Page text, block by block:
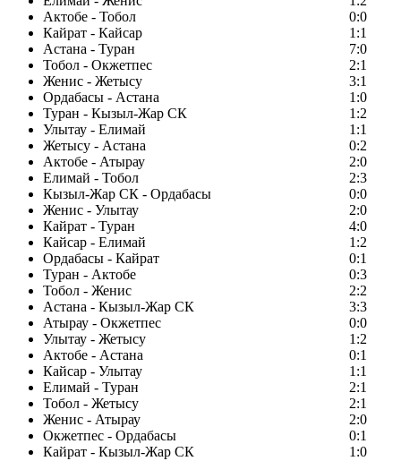
Актобе - Тобол
0:0
Кайрат - Кайсар
1:1
Астана - Туран
7:0
Тобол - Окжетпес
2:1
Женис - Жетысу
3:1
Ордабасы - Астана
1:0
Туран - Кызыл-Жар СК
1:2
Улытау - Елимай
1:1
Жетысу - Астана
0:2
Актобе - Атырау
2:0
Елимай - Тобол
2:3
Кызыл-Жар СК - Ордабасы
0:0
Женис - Улытау
2:0
Кайрат - Туран
4:0
Кайсар - Елимай
1:2
Ордабасы - Кайрат
0:1
Туран - Актобе
0:3
Тобол - Женис
2:2
Астана - Кызыл-Жар СК
3:3
Атырау - Окжетпес
0:0
Улытау - Жетысу
1:2
Актобе - Астана
0:1
Кайсар - Улытау
1:1
Елимай - Туран
2:1
Тобол - Жетысу
2:1
Женис - Атырау
2:0
Окжетпес - Ордабасы
0:1
Кайрат - Кызыл-Жар СК
1:0